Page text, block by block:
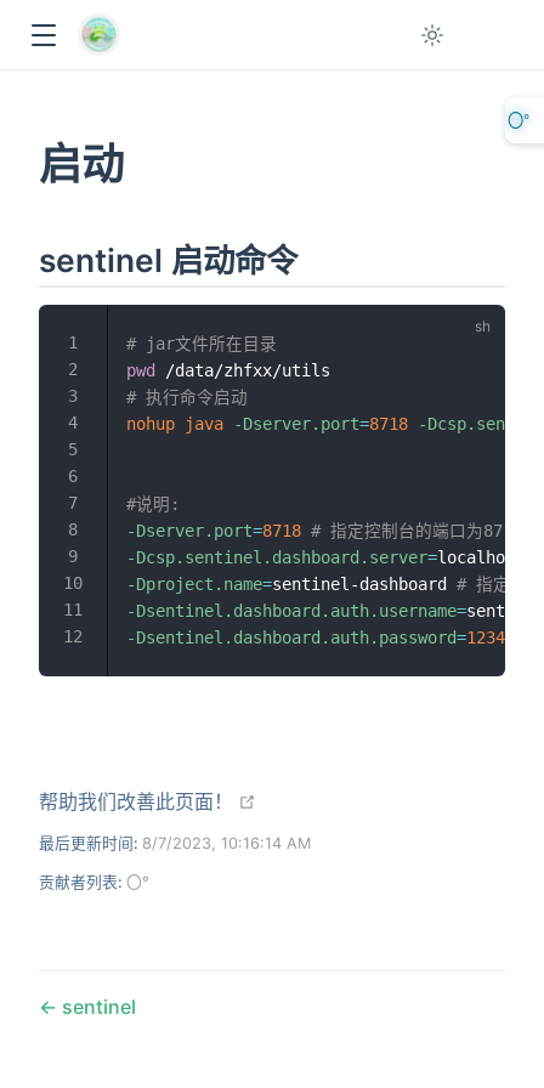
启动
sentinel 启动命令
# jar文件所在目录
pwd
# 执行命令启动
nohup
java -Dserver.port=8718 -
#说明:
-Dserver.port=8718 # 指定控制台的端口为8718
-Dcsp.sentinel.dashboard.server=
-Dproject.name=sentinel-dashboard # 指定实
-Dsentinel.dashboard.auth.username=
-Dsentinel.dashboard.auth.password=123456
帮助我们改善此页面！
最后更新时间: 8/7/2023, 10:16:14 AM
贡献者列表: 〇°
sentinel
〇°